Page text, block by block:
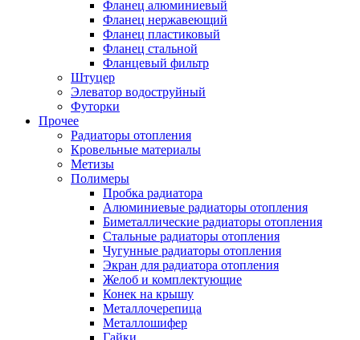
Фланец алюминиевый
Фланец нержавеющий
Фланец пластиковый
Фланец стальной
Фланцевый фильтр
Штуцер
Элеватор водоструйный
Футорки
Прочее
Радиаторы отопления
Кровельные материалы
Метизы
Полимеры
Пробка радиатора
Алюминиевые радиаторы отопления
Биметаллические радиаторы отопления
Стальные радиаторы отопления
Чугунные радиаторы отопления
Экран для радиатора отопления
Желоб и комплектующие
Конек на крышу
Металлочерепица
Металлошифер
Гайки